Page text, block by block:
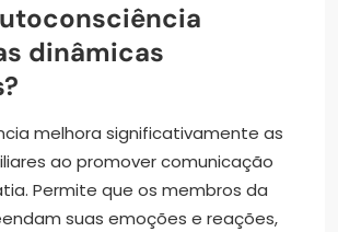
dinâmicas
melhora significativamente as
ao promover comunicação
Permite que os membros da
suas emoções e reações,